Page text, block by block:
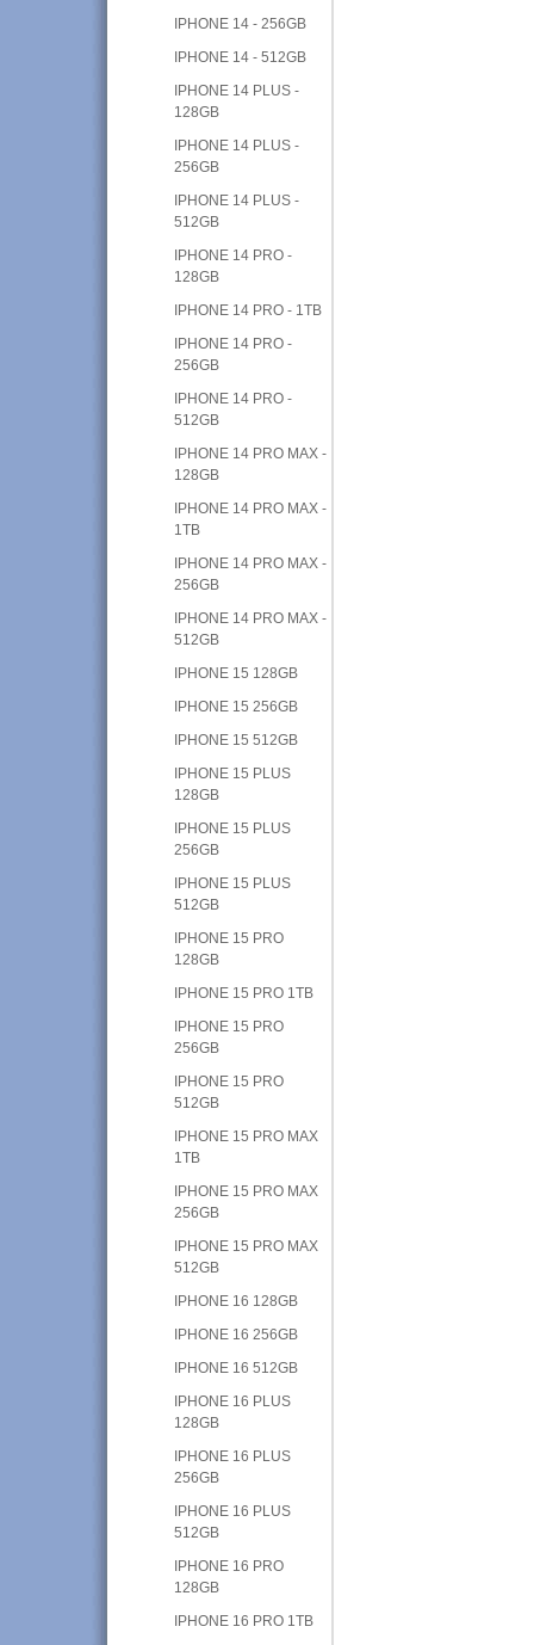
IPHONE 14 - 256GB
IPHONE 14 - 512GB
IPHONE 14 PLUS -
128GB
IPHONE 14 PLUS -
256GB
IPHONE 14 PLUS -
512GB
IPHONE 14 PRO -
128GB
IPHONE 14 PRO - 1TB
IPHONE 14 PRO -
256GB
IPHONE 14 PRO -
512GB
IPHONE 14 PRO MAX -
128GB
IPHONE 14 PRO MAX -
1TB
IPHONE 14 PRO MAX -
256GB
IPHONE 14 PRO MAX -
512GB
IPHONE 15 128GB
IPHONE 15 256GB
IPHONE 15 512GB
IPHONE 15 PLUS
128GB
IPHONE 15 PLUS
256GB
IPHONE 15 PLUS
512GB
IPHONE 15 PRO
128GB
IPHONE 15 PRO 1TB
IPHONE 15 PRO
256GB
IPHONE 15 PRO
512GB
IPHONE 15 PRO MAX
1TB
IPHONE 15 PRO MAX
256GB
IPHONE 15 PRO MAX
512GB
IPHONE 16 128GB
IPHONE 16 256GB
IPHONE 16 512GB
IPHONE 16 PLUS
128GB
IPHONE 16 PLUS
256GB
IPHONE 16 PLUS
512GB
IPHONE 16 PRO
128GB
IPHONE 16 PRO 1TB